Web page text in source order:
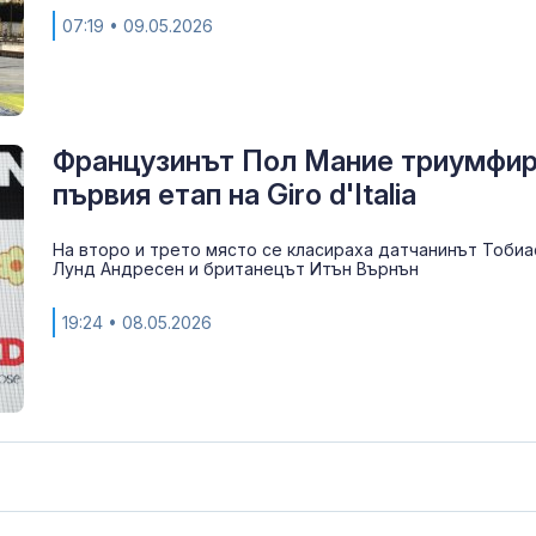
07:19 • 09.05.2026
Французинът Пол Мание
първия етап на Giro d'Italia
На второ и трето място се класираха датчанинът
Лунд Андресен и британецът Итън Върнън
19:24 • 08.05.2026